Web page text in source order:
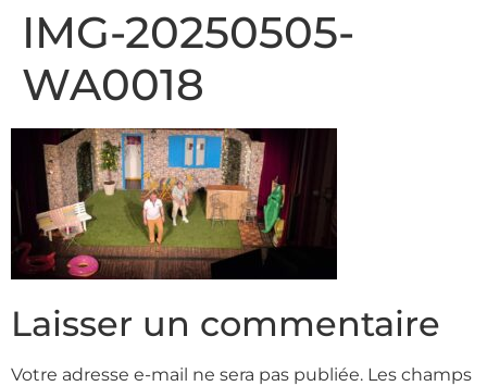
IMG-20250505-
WA0018
Laisser un commentaire
Votre adresse e-mail ne sera pas publiée. Les champs